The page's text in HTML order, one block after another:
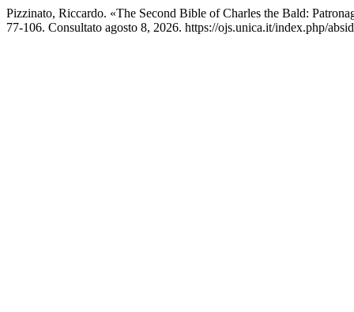
Pizzinato, Riccardo. «The Second Bible of Charles the Bald:
77-106. Consultato agosto 8, 2026. https://ojs.unica.it/index.php/